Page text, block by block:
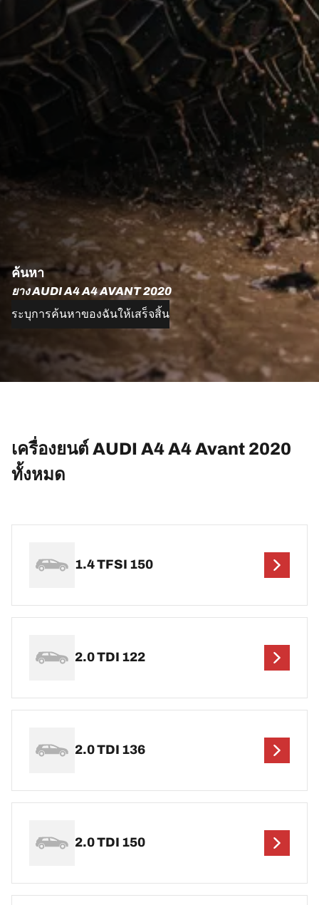
ค้นหา
ยาง AUDI A4 A4 AVANT 2020
ระบุการค้นหาของฉันให้เสร็จสิ้น
เครื่องยนต์ AUDI A4 A4 Avant 2020
ทั้งหมด
1.4 TFSI 150
2.0 TDI 122
2.0 TDI 136
2.0 TDI 150